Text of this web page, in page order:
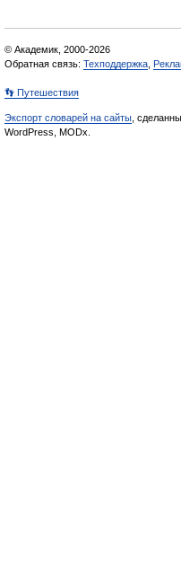
© Академик, 2000-2026
Обратная связь: Техподдержка
👣 Путешествия
Экспорт словарей на сайты ,
WordPress, MODx.